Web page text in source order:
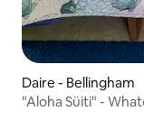
Daire - Bellingham
"Aloha Süiti" -